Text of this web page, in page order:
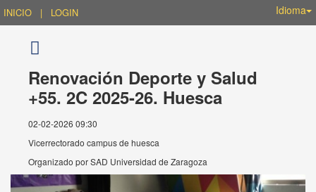
INICIO | LOGIN Idioma
Renovación Deporte y Salud
+55. 2C 2025-26. Huesca
02-02-2026 09:30
Vicerrectorado campus de huesca
Organizado porSAD Universidad de Zaragoza